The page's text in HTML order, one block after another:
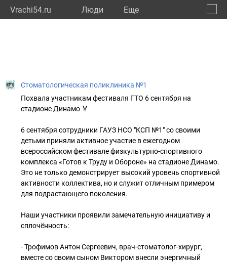
Vrachi54.ru Люди Eще
Стоматологическая поликлиника №1
Похвала участникам фестиваля ГТО 6 сентября на
стадионе Динамо 🏅
6 сентября сотрудники ГАУЗ НСО "КСП №1" со своими
детьми приняли активное участие в ежегодном
всероссийском фестивале физкультурно-спортивного
комплекса «Готов к Труду и Обороне» на стадионе Динамо.
Это не только демонстрирует высокий уровень спортивной
активности коллектива, но и служит отличным примером
для подрастающего поколения.
Наши участники проявили замечательную инициативу и
сплочённость:
- Трофимов Антон Сергеевич, врач-стоматолог-хирург,
вместе со своим сыном Виктором внесли энергичный